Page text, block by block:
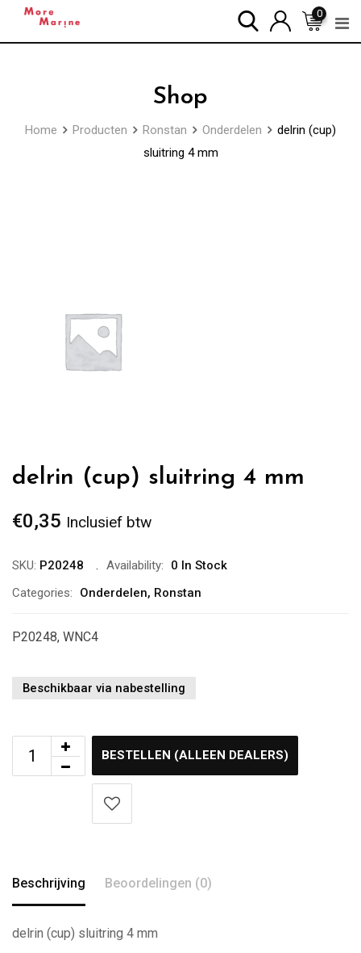
0
Shop
Home Producten Ronstan Onderdelen
delrin (cup)
sluitring 4 mm
delrin (cup) sluitring 4 mm
€0,35 Inclusief btw
SKU: P20248 Availability:
0 In Stock
Categories:
Onderdelen, Ronstan
P20248, WNC4
Beschikbaar via nabestelling
BESTELLEN (ALLEEN DEALERS)
Beschrijving Beoordelingen (0)
delrin (cup) sluitring 4 mm